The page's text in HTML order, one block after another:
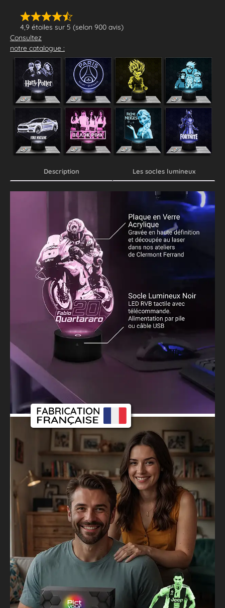
4,9 étoiles sur 5 (selon 900 avis)
Consultez
notre catalogue :
Description Les socles lumineux